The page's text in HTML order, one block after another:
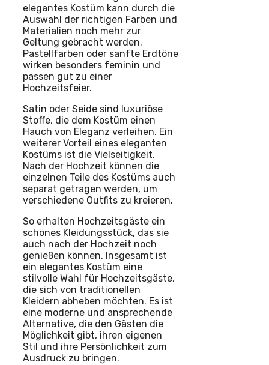
elegantes Kostüm kann durch die
Auswahl der richtigen Farben und
Materialien noch mehr zur
Geltung gebracht werden.
Pastellfarben oder sanfte Erdtöne
wirken besonders feminin und
passen gut zu einer
Hochzeitsfeier.
Satin oder Seide sind luxuriöse
Stoffe, die dem Kostüm einen
Hauch von Eleganz verleihen. Ein
weiterer Vorteil eines eleganten
Kostüms ist die Vielseitigkeit.
Nach der Hochzeit können die
einzelnen Teile des Kostüms auch
separat getragen werden, um
verschiedene Outfits zu kreieren.
So erhalten Hochzeitsgäste ein
schönes Kleidungsstück, das sie
auch nach der Hochzeit noch
genießen können. Insgesamt ist
ein elegantes Kostüm eine
stilvolle Wahl für Hochzeitsgäste,
die sich von traditionellen
Kleidern abheben möchten. Es ist
eine moderne und ansprechende
Alternative, die den Gästen die
Möglichkeit gibt, ihren eigenen
Stil und ihre Persönlichkeit zum
Ausdruck zu bringen.